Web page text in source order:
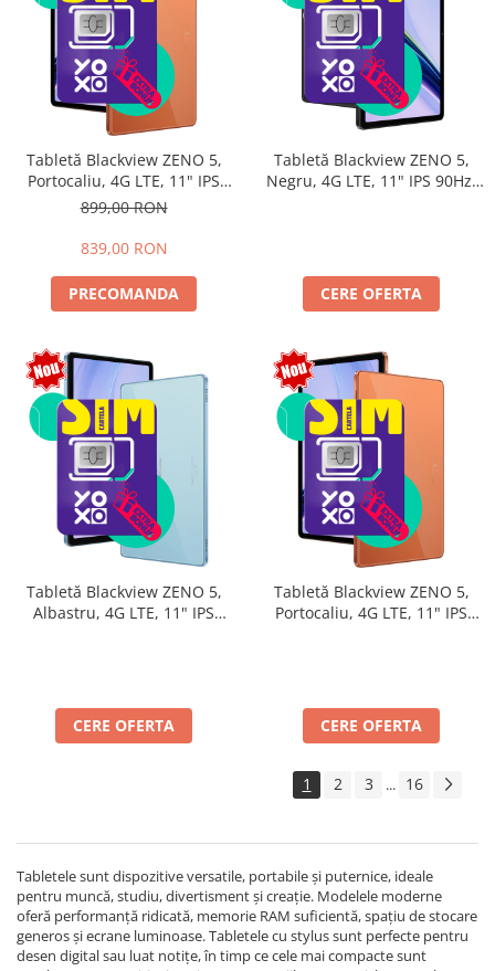
Tabletă Blackview ZENO 5,
Portocaliu, 4G LTE, 11" IPS
90Hz, 12GB RAM (3GB + 9GB
16, Unisoc T7250, 8300mAh,
SIM
899,00 RON
839,00 RON
PRECOMANDA
Tabletă Blackview ZENO 5,
Negru, 4G LTE, 11" IPS 90Hz,
SIM
CERE OFERTA
Tabletă Blackview ZENO 5,
Albastru, 4G LTE, 11" IPS
SIM
CERE OFERTA
Tabletă Blackview ZENO 5,
Portocaliu, 4G LTE, 11" IPS
SIM
CERE OFERTA
1 2 3 ... 16
Tabletele sunt dispozitive versatile, portabile și puternice, ideale
pentru muncă, studiu, divertisment și creație. Modelele moderne
oferă performanță ridicată, memorie RAM suficientă, spațiu de stocare
generos și ecrane luminoase. Tabletele cu stylus sunt perfecte pentru
desen digital sau luat notițe, în timp ce cele mai compacte sunt